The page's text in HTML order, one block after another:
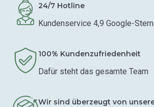
24/7 Hotline
Kundenservice 4,9 Google-
100% Kundenzufriedenheit
Dafür steht das gesamte Team
Wir sind überzeugt von